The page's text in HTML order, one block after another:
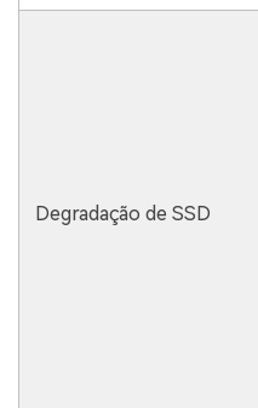
Degradação de SSD